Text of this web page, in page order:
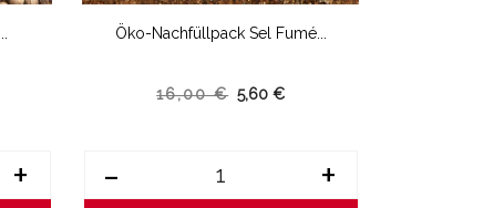
+
Öko-Nachfüllpack Sel Fumé...
16,00 € 5,60 €
- +